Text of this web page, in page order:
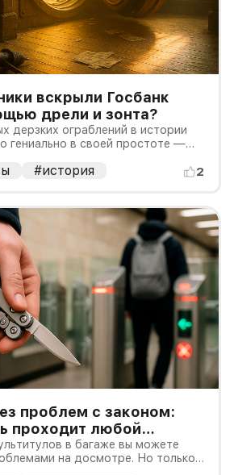
вскрыли Госбанк
дрели и зонта?
дерзких ограблений в истории
гениально в своей простоте —
#история 2
проблем с законом:
проходит любой
в багаже вы можете
на досмотре. Но только